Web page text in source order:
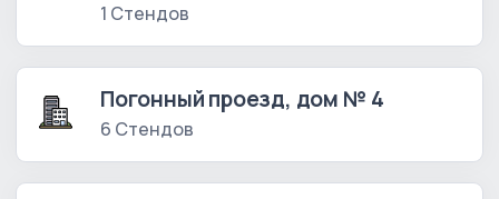
1 Стендов
Погонный проезд, дом № 4
6 Стендов